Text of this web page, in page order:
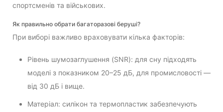
спортсменів та військових.
Як правильно обрати багаторазові беруші?
При виборі важливо враховувати кілька факторів:
Рівень шумозаглушення (SNR): для сну підходять
моделі з показником 20–25 дБ, для промисловості —
від 30 дБ і вище.
Матеріал: силікон та термопластик забезпечують